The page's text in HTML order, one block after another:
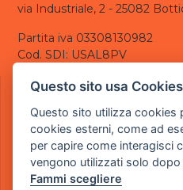
via Industriale, 2 - 25082
Partita iva 03308130982
Cod. SDI: USAL8PV
CONTATTI
tel.: +39 030 376 2377
tel.: +39 030 336 6259
pec:
LINK UTILI
Questo sito usa Cookies
Questo sito utilizza cookies
cookies esterni, come ad
per capire come interagisci
vengono utilizzati solo
Fammi scegliere